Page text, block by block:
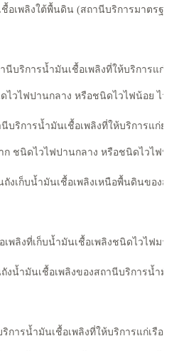
ชื้อเพลิงใต้พื้นดิน (สถานีบริการมาตรฐ
นีบริการน้ำมันเชื้อเพลิงที่ให้บริการแก่
วไฟปานกลาง หรือชนิดไวไฟน้อย ไว้
บริการน้ำมันเชื้อเพลิงที่ให้บริการแก่ย
ชนิดไวไฟปานกลาง หรือชนิดไวไฟน้
งเก็บน้ำมันเชื้อเพลิงเหนือพื้นดินของ
พลิงที่เก็บน้ำมันเชื้อเพลิงชนิดไวไฟม
งน้ำมันเชื้อเพลิงของสถานีบริการน้ำมั
การน้ำมันเชื้อเพลิงที่ให้บริการแก่เรือ